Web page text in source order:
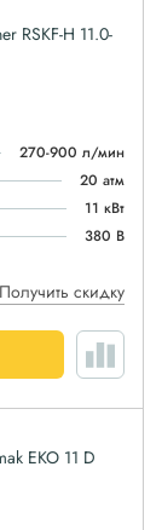
RSKF-H 11.0-
270-900 л/мин
20 атм
11 кВт
380 В
Получить скидку
EKO 11 D